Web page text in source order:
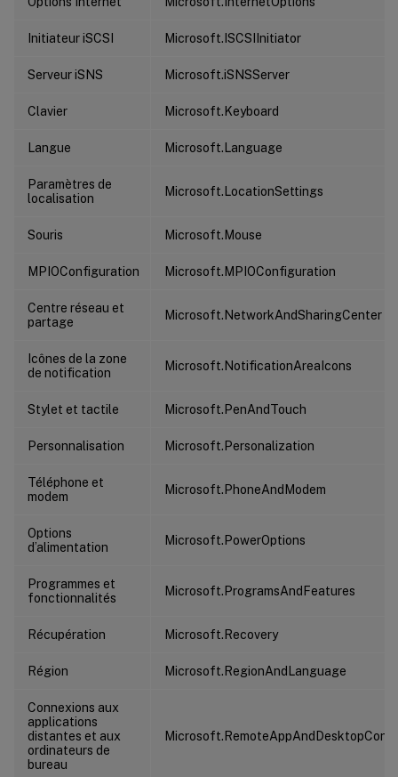
Initiateur iSCSI Microsoft.ISCSIInitiator
Serveur iSNS Microsoft.iSNSServer
Clavier Microsoft.Keyboard
Langue Microsoft.Language
Paramètres de
localisation
Microsoft.LocationSettings
Souris Microsoft.Mouse
MPIOConfiguration Microsoft.MPIOConfiguration
Centre réseau et
partage
Microsoft.NetworkAndSharingCenter
Icônes de la zone
de notification
Microsoft.NotificationAreaIcons
Stylet et tactile Microsoft.PenAndTouch
Personnalisation Microsoft.Personalization
Téléphone et
modem
Microsoft.PhoneAndModem
Options
d’alimentation
Microsoft.PowerOptions
Programmes et
fonctionnalités
Microsoft.ProgramsAndFeatures
Récupération Microsoft.Recovery
Région Microsoft.RegionAndLanguage
Connexions aux
applications
distantes et aux
ordinateurs de
bureau